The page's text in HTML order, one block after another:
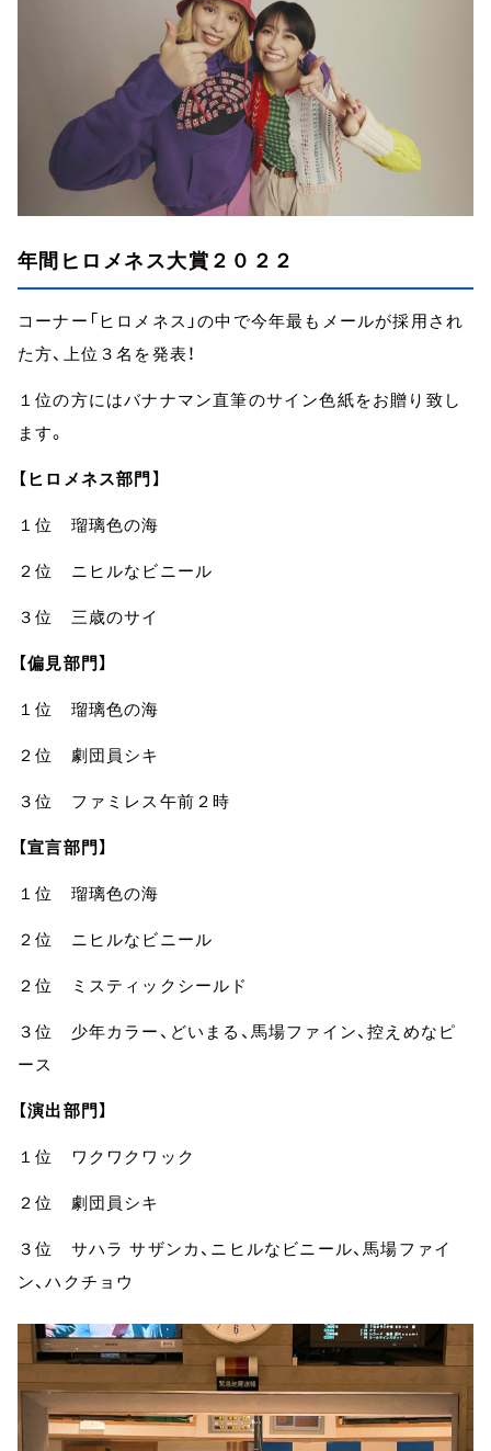
年間ヒロメネス大賞２０２２
コーナー「ヒロメネス」の中で今年最もメールが採用され
た方、上位３名を発表！
１位の方にはバナナマン直筆のサイン色紙をお贈り致し
ます。
【ヒロメネス部門】
１位 瑠璃色の海
２位 ニヒルなビニール
３位 三歳のサイ
【偏見部門】
１位 瑠璃色の海
２位 劇団員シキ
３位 ファミレス午前２時
【宣言部門】
１位 瑠璃色の海
２位 ニヒルなビニール
２位 ミスティックシールド
３位 少年カラー、どいまる、馬場ファイン、控えめなピ
ース
【演出部門】
１位 ワクワクワック
２位 劇団員シキ
３位 サハラ サザンカ、ニヒルなビニール、馬場ファイ
ン、ハクチョウ